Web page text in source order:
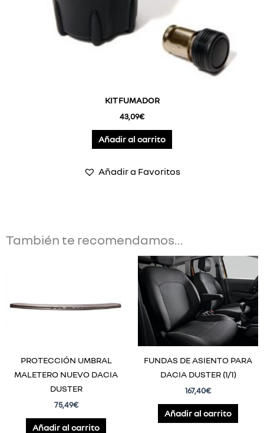
KIT FUMADOR
43,09€
Añadir al carrito
Añadir a Favoritos
También te recomendamos…
PROTECCIÓN UMBRAL
MALETERO NUEVO DACIA
DUSTER
75,49€
Añadir al carrito
FUNDAS DE ASIENTO PARA
DACIA DUSTER (1/1)
167,40€
Añadir al carrito